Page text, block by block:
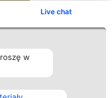
Live chat
w
Kontakt